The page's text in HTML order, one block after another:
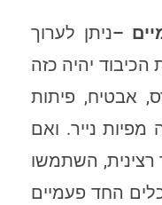
–ניתן לערוך
יהיה כזה
אבטיח, פיתות
נייר. ואם
השתמשו
החד פעמיים